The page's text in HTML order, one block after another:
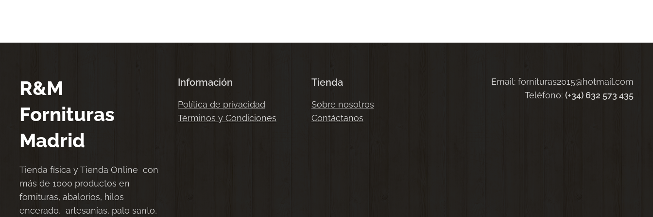
R&M
Fornituras
Madrid
Tienda física y Tienda Online con
más de 1000 productos en
fornituras, abalorios, hilos
encerado, artesanías, palo santo,
Información
Política de privacidad
Términos y Condiciones
Tienda
Sobre nosotros
Contáctanos
Email: fornituras2015@hotmail.com
Teléfono: (+34) 632 573 435